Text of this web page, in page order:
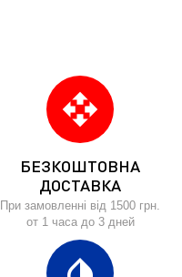
open_with
БЕЗКОШТОВНА
ДОСТАВКА
При замовленні від 1500 грн.
от 1 часа до 3 дней